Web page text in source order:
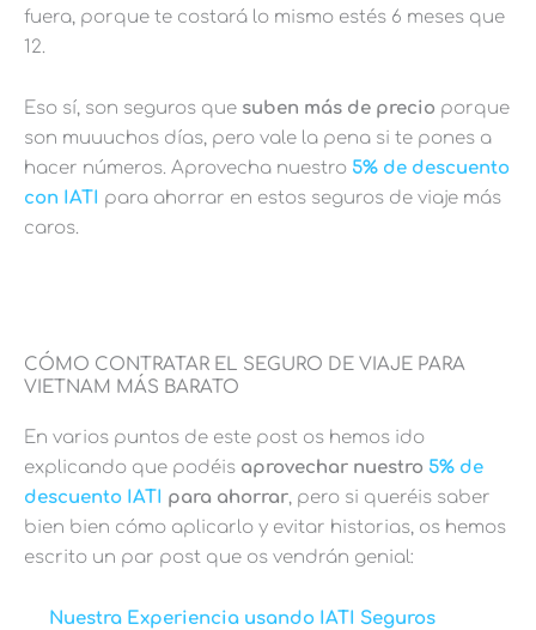
fuera, porque te costará lo mismo estés 6 meses que
12.
Eso sí, son seguros que suben más de precio porque
son muuuchos días, pero vale la pena si te pones a
hacer números. Aprovecha nuestro 5% de descuento
con IATI para ahorrar en estos seguros de viaje más
caros.
CÓMO CONTRATAR EL SEGURO DE VIAJE PARA
VIETNAM MÁS BARATO
En varios puntos de este post os hemos ido
explicando que podéis aprovechar nuestro 5% de
descuento IATI para ahorrar, pero si queréis saber
bien bien cómo aplicarlo y evitar historias, os hemos
escrito un par post que os vendrán genial:
Nuestra Experiencia usando IATI Seguros